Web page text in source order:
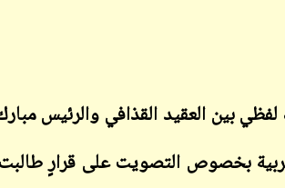
بين العقيد القذافي والرئيس